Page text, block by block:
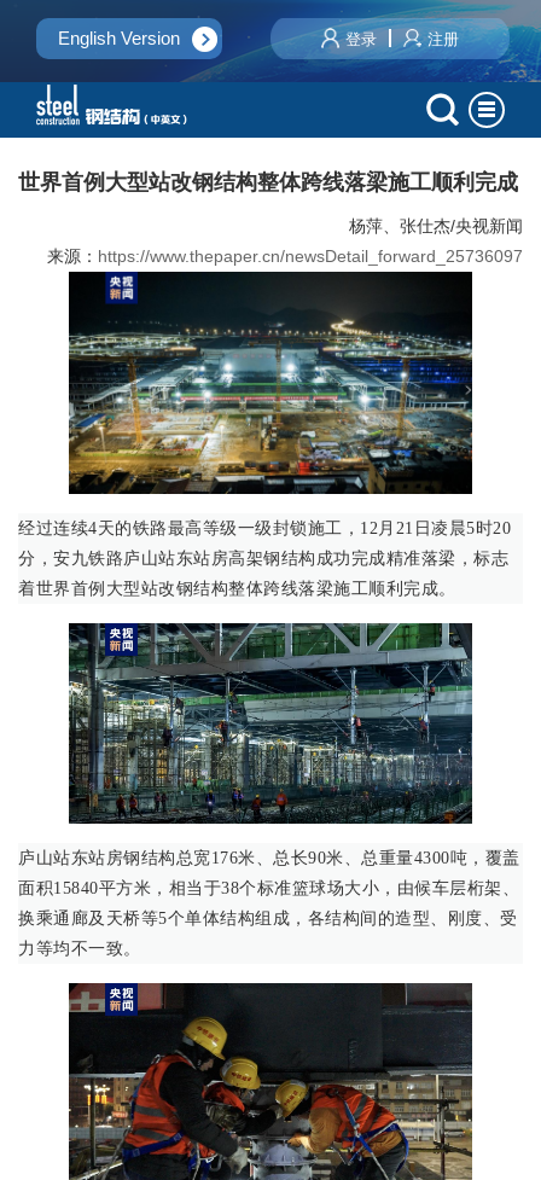
English Version 登录 注册
世界首例大型站改钢结构整体跨线落梁施工顺利完成
杨萍、张仕杰/央视新闻
来源： https://www.thepaper.cn/newsDetail_forward_25736097
经过连续4天的铁路最高等级一级封锁施工，12月21日凌晨5时20
分，安九铁路庐山站东站房高架钢结构成功完成精准落梁，标志
着世界首例大型站改钢结构整体跨线落梁施工顺利完成。
庐山站东站房钢结构总宽176米、总长90米、总重量4300吨，覆盖
面积15840平方米，相当于38个标准篮球场大小，由候车层桁架、
换乘通廊及天桥等5个单体结构组成，各结构间的造型、刚度、受
力等均不一致。